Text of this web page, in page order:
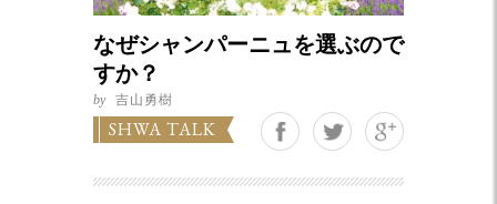
なぜシャンパーニュを選ぶので
すか？
by 吉山勇樹
SHWA TALK